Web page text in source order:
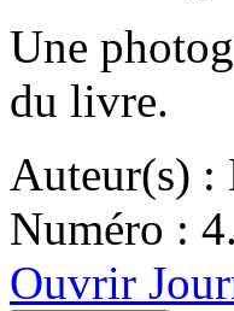
Une
du livre.
Auteur(s) :
Numéro :
Ouvrir